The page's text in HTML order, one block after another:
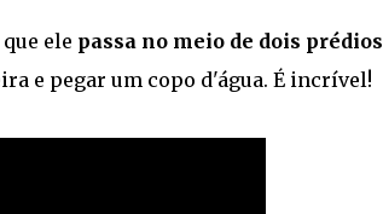
ele passa no meio de dois prédios
e pegar um copo d'água. É incrível!